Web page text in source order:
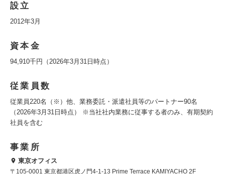
設立
2012年3月
資本金
94,910千円（2026年3月31日時点）
従業員数
従業員220名（※）他、業務委託・派遣社員等のパートナー90名
（2026年3月31日時点） ※当社社内業務に従事する者のみ、有期契約
社員を含む
事業所
東京オフィス
〒105-0001 東京都港区虎ノ門4-1-13 Prime Terrace KAMIYACHO 2F